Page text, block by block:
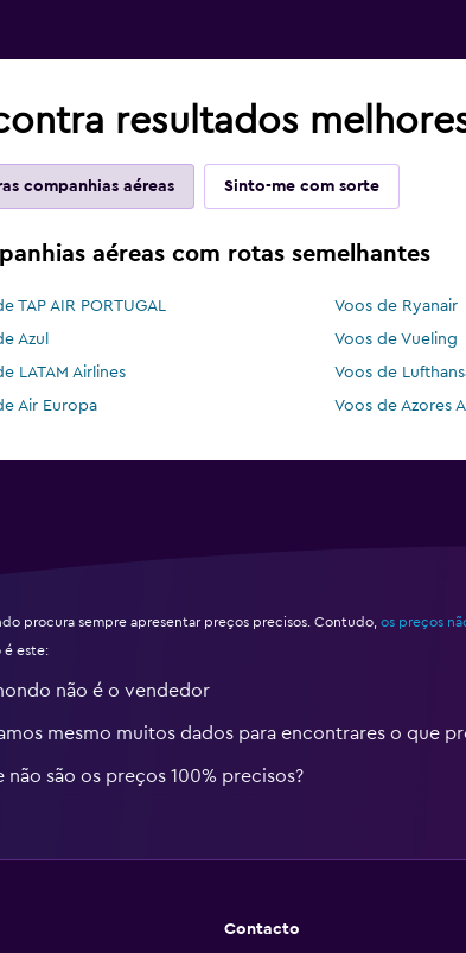
resultados
companhias aéreas Sinto-me com sorte
aéreas com rotas semelhantes
TAP AIR PORTUGAL Voos de Ryanair
Azul
Voos de Vueling
LATAM Airlines
Voos de
Air Europa
Voos de Azores
procura sempre apresentar preços precisos. Contudo, os preços
é este:
não é o vendedor
mesmo muitos dados para encontrares o que
não são os preços 100% precisos?
Contacto